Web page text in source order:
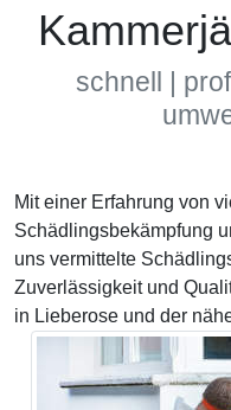
schnell |
Mit einer Erfahrung von
Schädlingsbekämpfung
uns vermittelte
Zuverlässigkeit und
in Lieberose und der